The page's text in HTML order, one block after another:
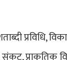
प्रविधि,